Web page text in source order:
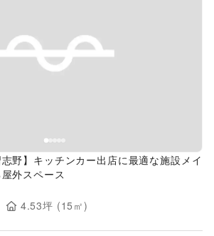
志野】キッチンカー出店に最適な施設メイ
外スペース
4.53坪 (15 ㎡)